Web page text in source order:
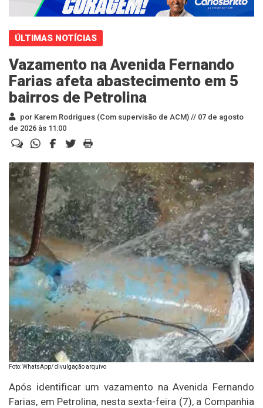
ÚLTIMAS NOTÍCIAS
Vazamento na Avenida Fernando
Farias afeta abastecimento em 5
bairros de Petrolina
por Karem Rodrigues (Com supervisão de ACM) // 07 de agosto
de 2026 às 11:00
Foto: WhatsApp/ divulgação arquivo
Após identificar um vazamento na Avenida Fernando
Farias, em Petrolina, nesta sexta-feira (7), a Companhia